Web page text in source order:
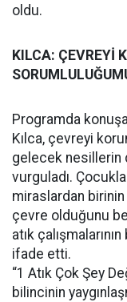
oldu.
KILCA: ÇEVREYİ
Programda
Kılca, çevreyi
gelecek nesillerin
vurguladı.
miraslardan birinin
çevre olduğunu
atık
ifade etti.
“1 Atık Çok Şey
bilincinin